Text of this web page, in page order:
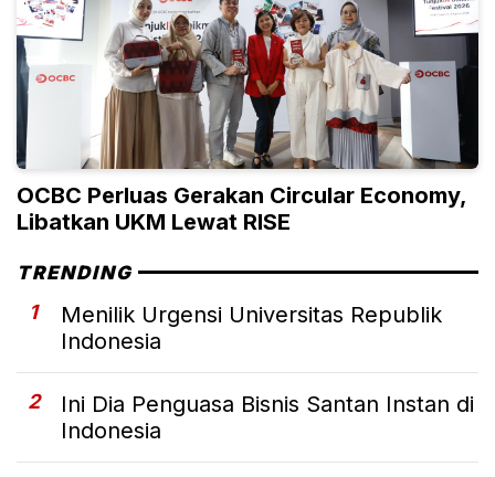
OCBC Perluas Gerakan Circular Economy,
Libatkan UKM Lewat RISE
TRENDING
1
Menilik Urgensi Universitas Republik
Indonesia
2
Ini Dia Penguasa Bisnis Santan Instan di
Indonesia